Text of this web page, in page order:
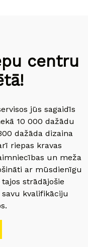
centru
jūs sagaidīs
10 000 dažādu
dažāda dizaina
riepas kravas
un meža
ar mūsdienīgu
strādājošie
kvalifikāciju